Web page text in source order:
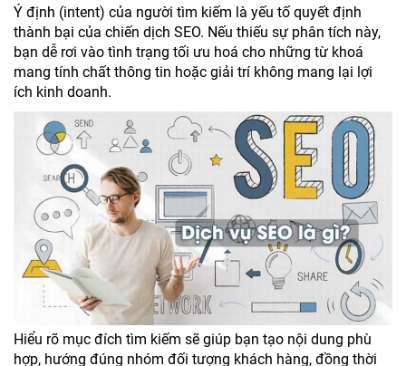
Ý định (intent) của người tìm kiếm là yếu tố quyết định
thành bại của chiến dịch SEO. Nếu thiếu sự phân tích này,
bạn dễ rơi vào tình trạng tối ưu hoá cho những từ khoá
mang tính chất thông tin hoặc giải trí không mang lại lợi
ích kinh doanh.
Hiểu rõ mục đích tìm kiếm sẽ giúp bạn tạo nội dung phù
hợp, hướng đúng nhóm đối tượng khách hàng, đồng thời